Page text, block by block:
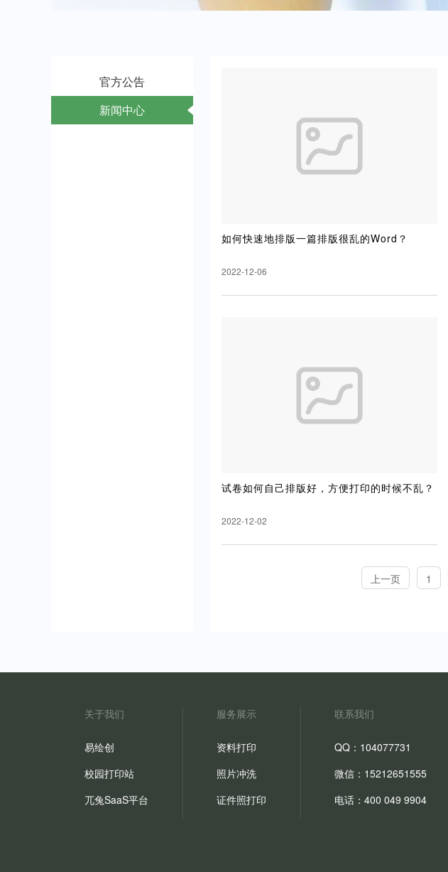
官方公告
新闻中心
如何快速地排版一篇排版很乱的Word？
2022-12-06
试卷如何自己排版好，方便打印的时候不乱？
2022-12-02
上一页 1
关于我们
易绘创
校园打印站
兀兔SaaS平台
服务展示
资料打印
照片冲洗
证件照打印
联系我们
QQ：104077731
微信：15212651555
电话：400 049 9904